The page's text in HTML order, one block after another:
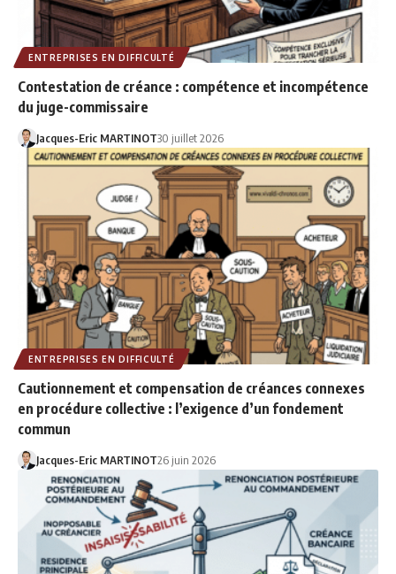
ENTREPRISES EN DIFFICULTÉ
Contestation de créance : compétence et incompétence
du juge-commissaire
Jacques-Eric MARTINOT30 juillet 2026
ENTREPRISES EN DIFFICULTÉ
Cautionnement et compensation de créances connexes
en procédure collective : l’exigence d’un fondement
commun
Jacques-Eric MARTINOT26 juin 2026